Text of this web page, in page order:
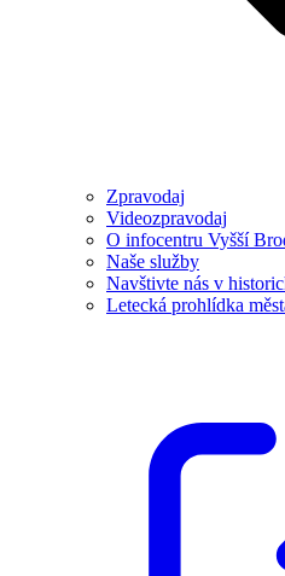
Zpravodaj
Videozpravodaj
O infocentru Vyšší
Naše služby
Navštivte nás v
Letecká prohlídka